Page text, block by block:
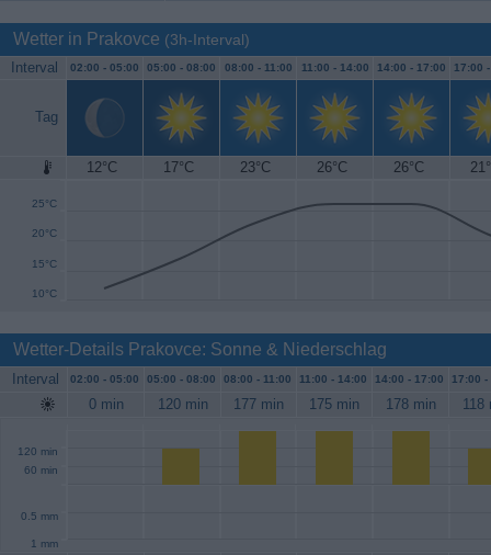
Wetter in Prakovce (3h-Interval)
Interval 02:00 - 05:00 05:00 - 08:00 08:00 - 11:00 11:00 - 14:00 14:00 - 17:00 17:00
Tag
12°C 17°C 23°C 26°C 26°C
10°C
15°C
20°C
25°C
30°C
Wetter-Details Prakovce: Sonne & Niederschlag
Interval 02:00 - 05:00 05:00 - 08:00 08:00 - 11:00 11:00 - 14:00 14:00 - 17:00 17:00 -
0 min 120 min 177 min 175 min 178 min 118
60 min
120 min
0.5 mm
1 mm